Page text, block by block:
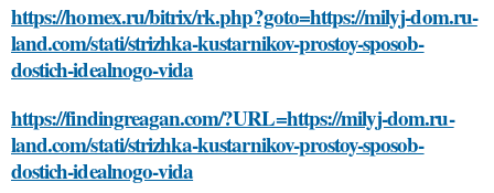
https://homex.ru/bitrix/rk.php?goto=https://milyj-dom.ru-
land.com/stati/strizhka-kustarnikov-prostoy-sposob-
dostich-idealnogo-vida
https://findingreagan.com/?URL=https://milyj-dom.ru-
land.com/stati/strizhka-kustarnikov-prostoy-sposob-
dostich-idealnogo-vida